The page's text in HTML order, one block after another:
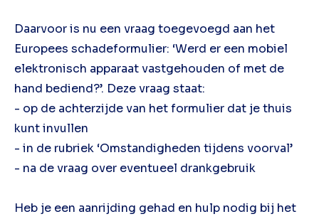
Daarvoor is nu een vraag toegevoegd aan het
Europees schadeformulier: ‘Werd er een mobiel
elektronisch apparaat vastgehouden of met de
hand bediend?’. Deze vraag staat:
- op de achterzijde van het formulier dat je thuis
kunt invullen
- in de rubriek ‘Omstandigheden tijdens voorval’
- na de vraag over eventueel drankgebruik
Heb je een aanrijding gehad en hulp nodig bij het